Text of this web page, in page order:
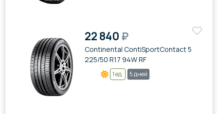
22 840₽
Continental ContiSportContact 5
225/50 R17 94W RF
1 ед. 5 дней